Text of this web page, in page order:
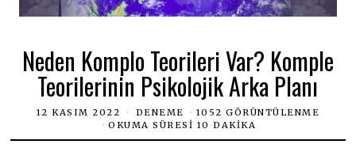
Neden Komplo Teorileri Var? Komple
Teorilerinin Psikolojik Arka Planı
12 KASIM 2022 DENEME
1052 GÖRÜNTÜLENME
OKUMA SÜRESI 10 DAKIKA